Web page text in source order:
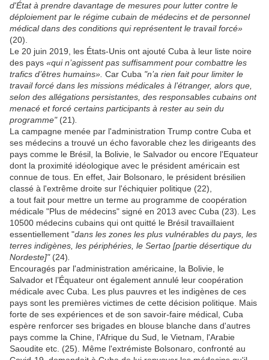
d'État à prendre davantage de mesures pour lutter contre le
déploiement par le régime cubain de médecins et de personnel
médical dans des conditions qui représentent le travail forcé»
(20).
Le 20 juin 2019 , les États-Unis ont ajouté Cuba à leur liste noire
des pays «qui n’agissent pas suffisamment pour combattre les
trafics d’êtres humains». Car Cuba "n’a rien fait pour limiter le
travail forcé dans les missions médicales à l’étranger, alors que,
selon des allégations persistantes, des responsables cubains ont
menacé et forcé certains participants à rester au sein du
programme" (21)
La campagne menée par l'administration Trump contre Cuba et
ses médecins a trouvé un écho favorable chez les dirigeants des
pays comme le Brésil, la Bolivie, le Salvador ou encore l'Equateur
dont la proximité idéologique avec le président américain est
connue de tous. En effet, Jair Bolsonaro, le président brésilien
classé à l'extrême droite sur l'échiquier politique (22),
a tout fait pour mettre un terme au programme de coopération
médicale "Plus de médecins" signé en 2013 avec Cuba (23). Les
10500 médecins cubains qui ont quitté le Brésil travaillaient
essentiellement "dans les zones les plus vulnérables du pays, les
terres indigènes, les périphéries, le Sertao [partie désertique du
Nordeste]" (24)
Encouragés par l'administration américaine, la Bolivie, le
Salvador et l’Équateur ont également annulé leur coopération
médicale avec Cuba. Les plus pauvres et les indigènes de ces
pays sont les premières victimes de cette décision politique. Mais
forte de ses expériences et de son savoir-faire médical, Cuba
espère renforcer ses brigades en blouse blanche dans d'autres
pays comme la Chine, l'Afrique du Sud, le Vietnam, l'Arabie
Saoudite etc. (25). Même l'extrémiste Bolsonaro, confronté au